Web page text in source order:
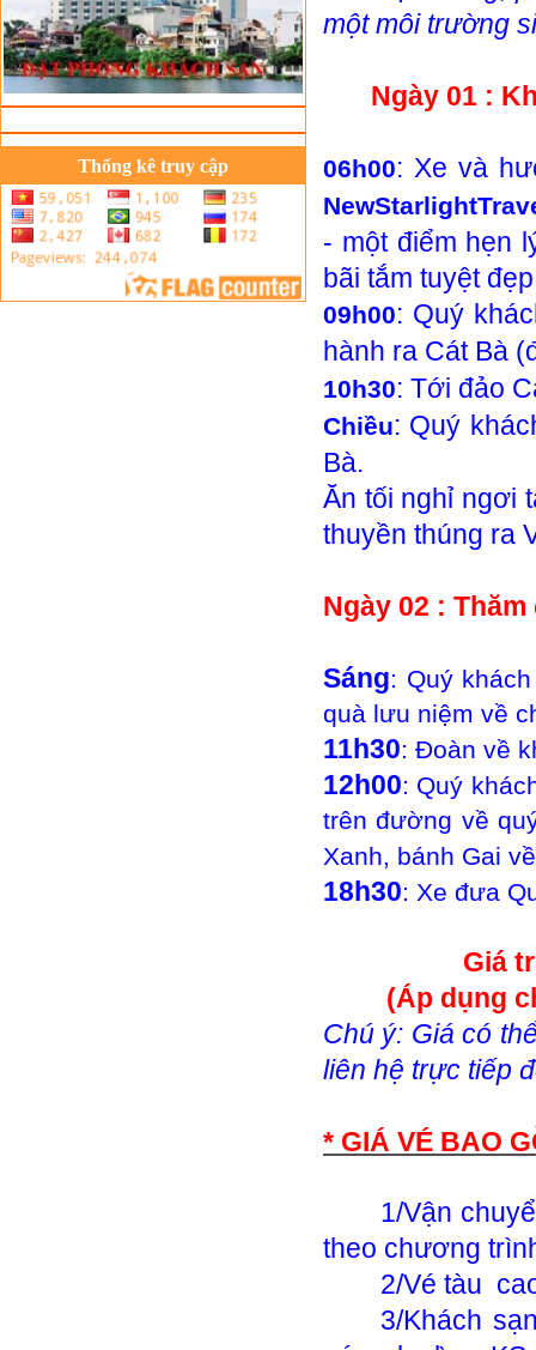
Thống kê truy cập
một môi trường
Ngày 01 :
06h00: Xe và
- một điểm hẹn
bãi tắm tuyệt
09h00: Quý
hành ra Cát Bà
10h30: Tới đảo
Chiều: Quý
Bà.
Ăn tối nghỉ ngơi
thuyền thúng ra
Ngày 02 :
Sáng: Quý
quà lưu niệm về
11h30: Đoàn về
12h00: Quý
trên đường về
Xanh, bánh Gai
18h30: Xe đưa
Giá
(Áp dụng
Chú ý: Giá có
liên hệ trực tiếp
* GIÁ VÉ BAO
1/Vận
theo chương
2/Vé tàu
3/Khách